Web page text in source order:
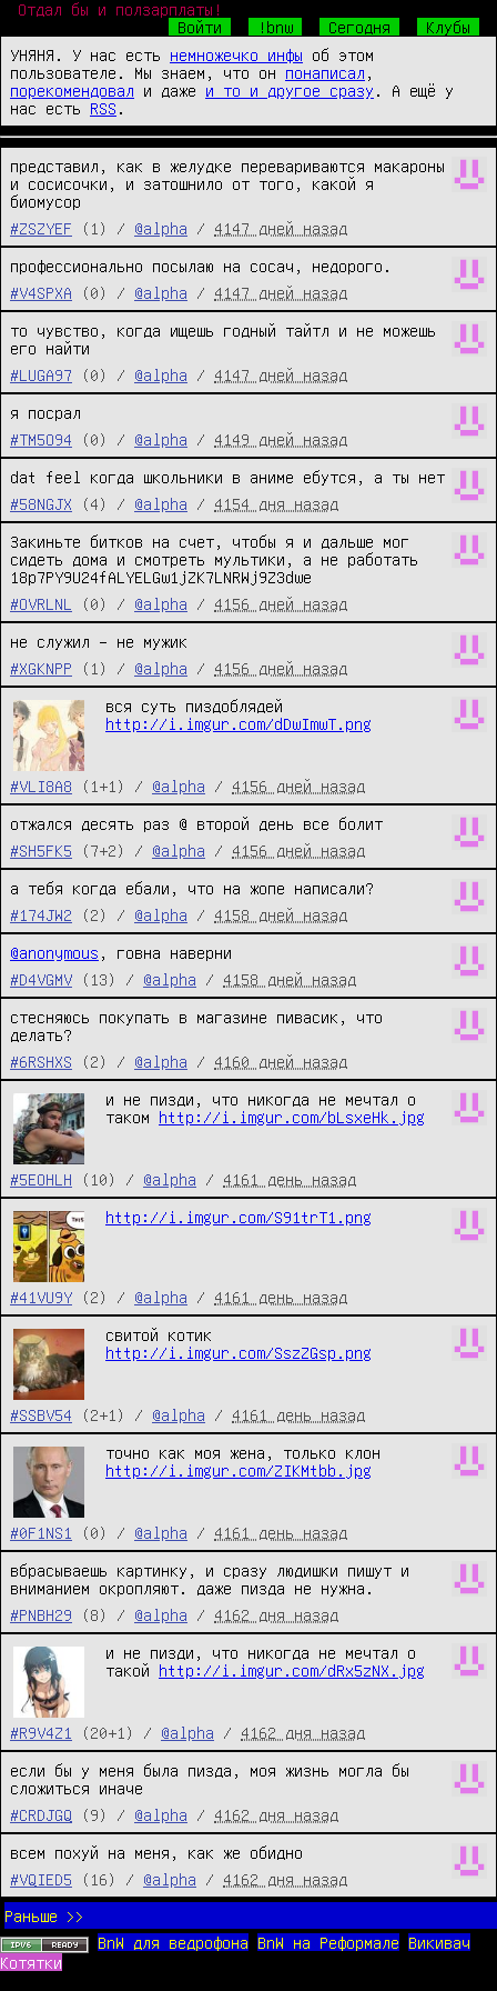
Отдал бы и ползарплаты!
Войти
!bnw Сегодня
Клубы
УНЯНЯ. У нас есть немножечко инфы об этом
пользователе. Мы знаем, что он понаписал
порекомендовал и даже и то и другое сразу . А ещё у
нас есть RSS
представил, как в желудке перевариваются макароны
и сосисочки, и затошнило от того, какой я
биомусор
#ZSZYEF
(1) / @alpha / 4147 дней назад
профессионально посылаю на сосач, недорого.
#V4SPXA
(0) / @alpha / 4147 дней назад
то чувство, когда ищешь годный тайтл и не можешь
его найти
#LUGA97
(0) / @alpha / 4147 дней назад
я посрал
#TM5O94
(0) / @alpha / 4149 дней назад
dat feel когда школьники в аниме ебутся, а ты нет
#58NGJX
(4) / @alpha / 4154 дня назад
Закиньте битков на счет, чтобы я и дальше мог
сидеть дома и смотреть мультики, а не работать
18p7PY9U24fALYELGw1jZK7LNRWj9Z3dwe
#OVRLNL
(0) / @alpha / 4156 дней назад
не служил – не мужик
#XGKNPP
(1) / @alpha / 4156 дней назад
http://i.imgur.com/dDwImwT.png
#VLI8A8 (1+1) / @alpha / 4156 дней назад
отжался десять раз @ второй день все болит
#SH5FK5
(7+2) / @alpha / 4156 дней назад
а тебя когда ебали, что на жопе написали?
#174JW2
(2) / @alpha / 4158 дней назад
@anonymous , говна наверни
#D4VGMV
(13) / @alpha / 4158 дней назад
стесняюсь покупать в магазине пивасик, что
делать?
#6RSHXS
(2) / @alpha / 4160 дней назад
и не пизди, что никогда не мечтал о
таком http://i.imgur.com/bLsxeHk.jpg
#5EOHLH (10) / @alpha / 4161 день назад
http://i.imgur.com/S91trT1.png
#41VU9Y (2) / @alpha / 4161 день назад
http://i.imgur.com/SszZGsp.png
#SSBV54 (2+1) / @alpha / 4161 день назад
http://i.imgur.com/ZIKMtbb.jpg
#0F1NS1 (0) / @alpha / 4161 день назад
вбрасываешь картинку, и сразу людишки пишут и
вниманием окропляют. даже пизда не нужна.
#PNBH29
(8) / @alpha / 4162 дня назад
и не пизди, что никогда не мечтал о
такой http://i.imgur.com/dRx5zNX.jpg
#R9V4Z1 (20+1) / @alpha / 4162 дня назад
если бы у меня была пизда, моя жизнь могла бы
сложиться иначе
#CRDJGQ
(9) / @alpha / 4162 дня назад
всем похуй на меня, как же обидно
#VQIED5
(16) / @alpha / 4162 дня назад
Раньше >>
BnW для ведрофона
BnW на Реформале
Викивач
Котятки